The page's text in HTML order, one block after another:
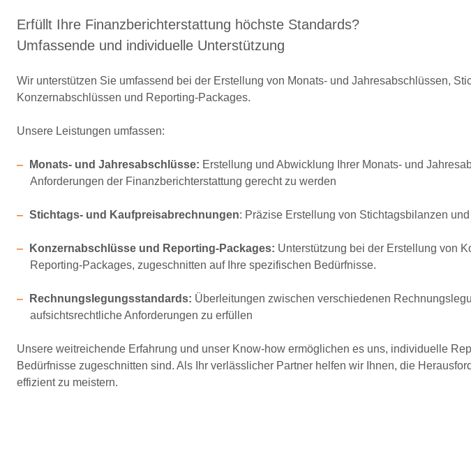
Erfüllt Ihre Finanzberichterstattung höchste Standards?
Umfassende und individuelle Unterstützung
Wir unterstützen Sie umfassend bei der Erstellung von Monats- und Jahresabschlüssen,
Konzernabschlüssen und Reporting-Packages.
Unsere Leistungen umfassen:
Monats- und Jahresabschlüsse: Erstellung und Abwicklung Ihrer Monats- und
Anforderungen der Finanzberichterstattung gerecht zu werden
Stichtags- und Kaufpreisabrechnungen: Präzise Erstellung von Stichtagsbilanzen
Konzernabschlüsse und Reporting-Packages: Unterstützung bei der Erstellung von
Reporting-Packages, zugeschnitten auf Ihre spezifischen Bedürfnisse.
Rechnungslegungsstandards: Überleitungen zwischen verschiedenen
aufsichtsrechtliche Anforderungen zu erfüllen
Unsere weitreichende Erfahrung und unser Know-how ermöglichen es uns, individuelle
Bedürfnisse zugeschnitten sind. Als Ihr verlässlicher Partner helfen wir Ihnen, die
effizient zu meistern.